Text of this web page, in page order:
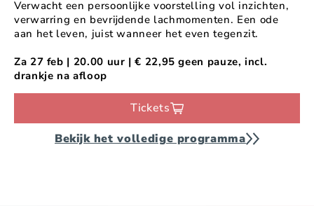
Verwacht een persoonlijke voorstelling vol inzichten,
verwarring en bevrijdende lachmomenten. Een ode
aan het leven, juist wanneer het even tegenzit.
Za 27 feb | 20.00 uur | € 22,95 geen pauze, incl.
drankje na afloop
Tickets
Bekijk het volledige programma